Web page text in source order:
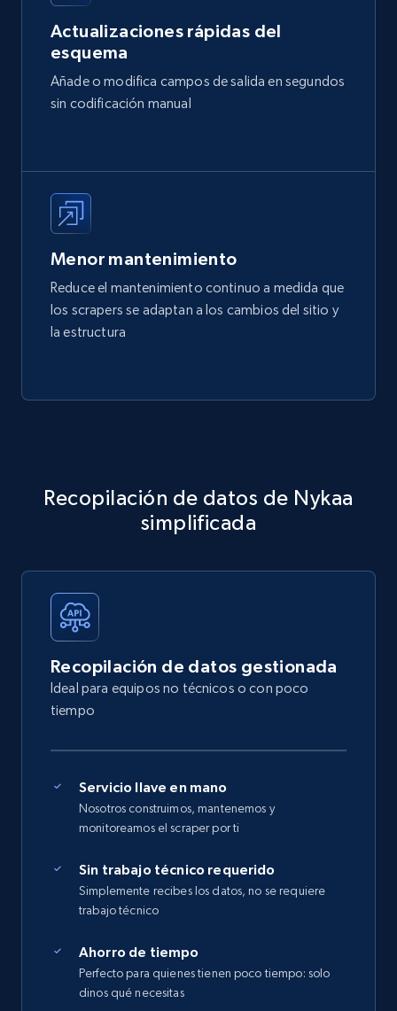
Actualizaciones rápidas del
esquema
Añade o modifica campos de salida en segundos
sin codificación manual
Menor mantenimiento
Reduce el mantenimiento continuo a medida que
los scrapers se adaptan a los cambios del sitio y
la estructura
Recopilación de datos de Nykaa
simplificada
Recopilación de datos gestionada
Ideal para equipos no técnicos o con poco
tiempo
Servicio llave en mano
Nosotros construimos, mantenemos y
monitoreamos el scraper por ti
Sin trabajo técnico requerido
Simplemente recibes los datos, no se requiere
trabajo técnico
Ahorro de tiempo
Perfecto para quienes tienen poco tiempo: solo
dinos qué necesitas